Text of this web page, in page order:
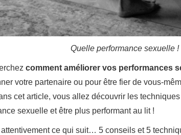
Quelle performance sexuelle !
comment améliorer vos performances
votre partenaire ou pour être fier de vous-
cet article, vous allez découvrir les
sexuelle et être plus performant au lit !
ce qui suit… 5 conseils et 5